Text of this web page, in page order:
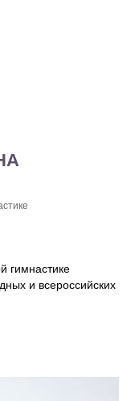
гимнастике
и всероссийских